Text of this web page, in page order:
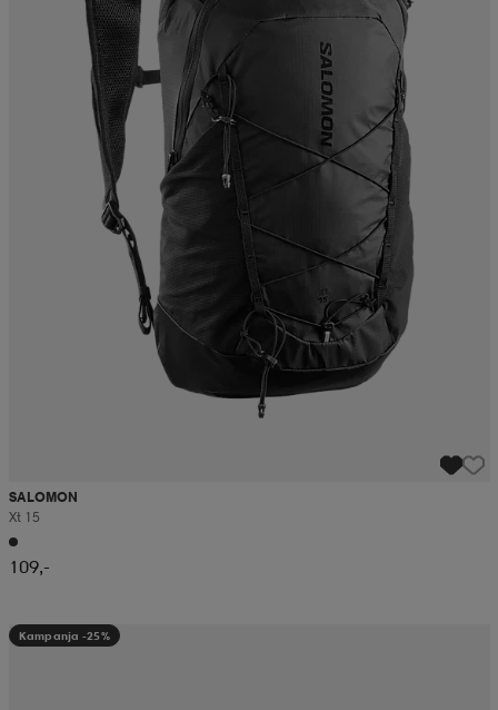
SALOMON
Xt 15
109,-
Kampanja -25%